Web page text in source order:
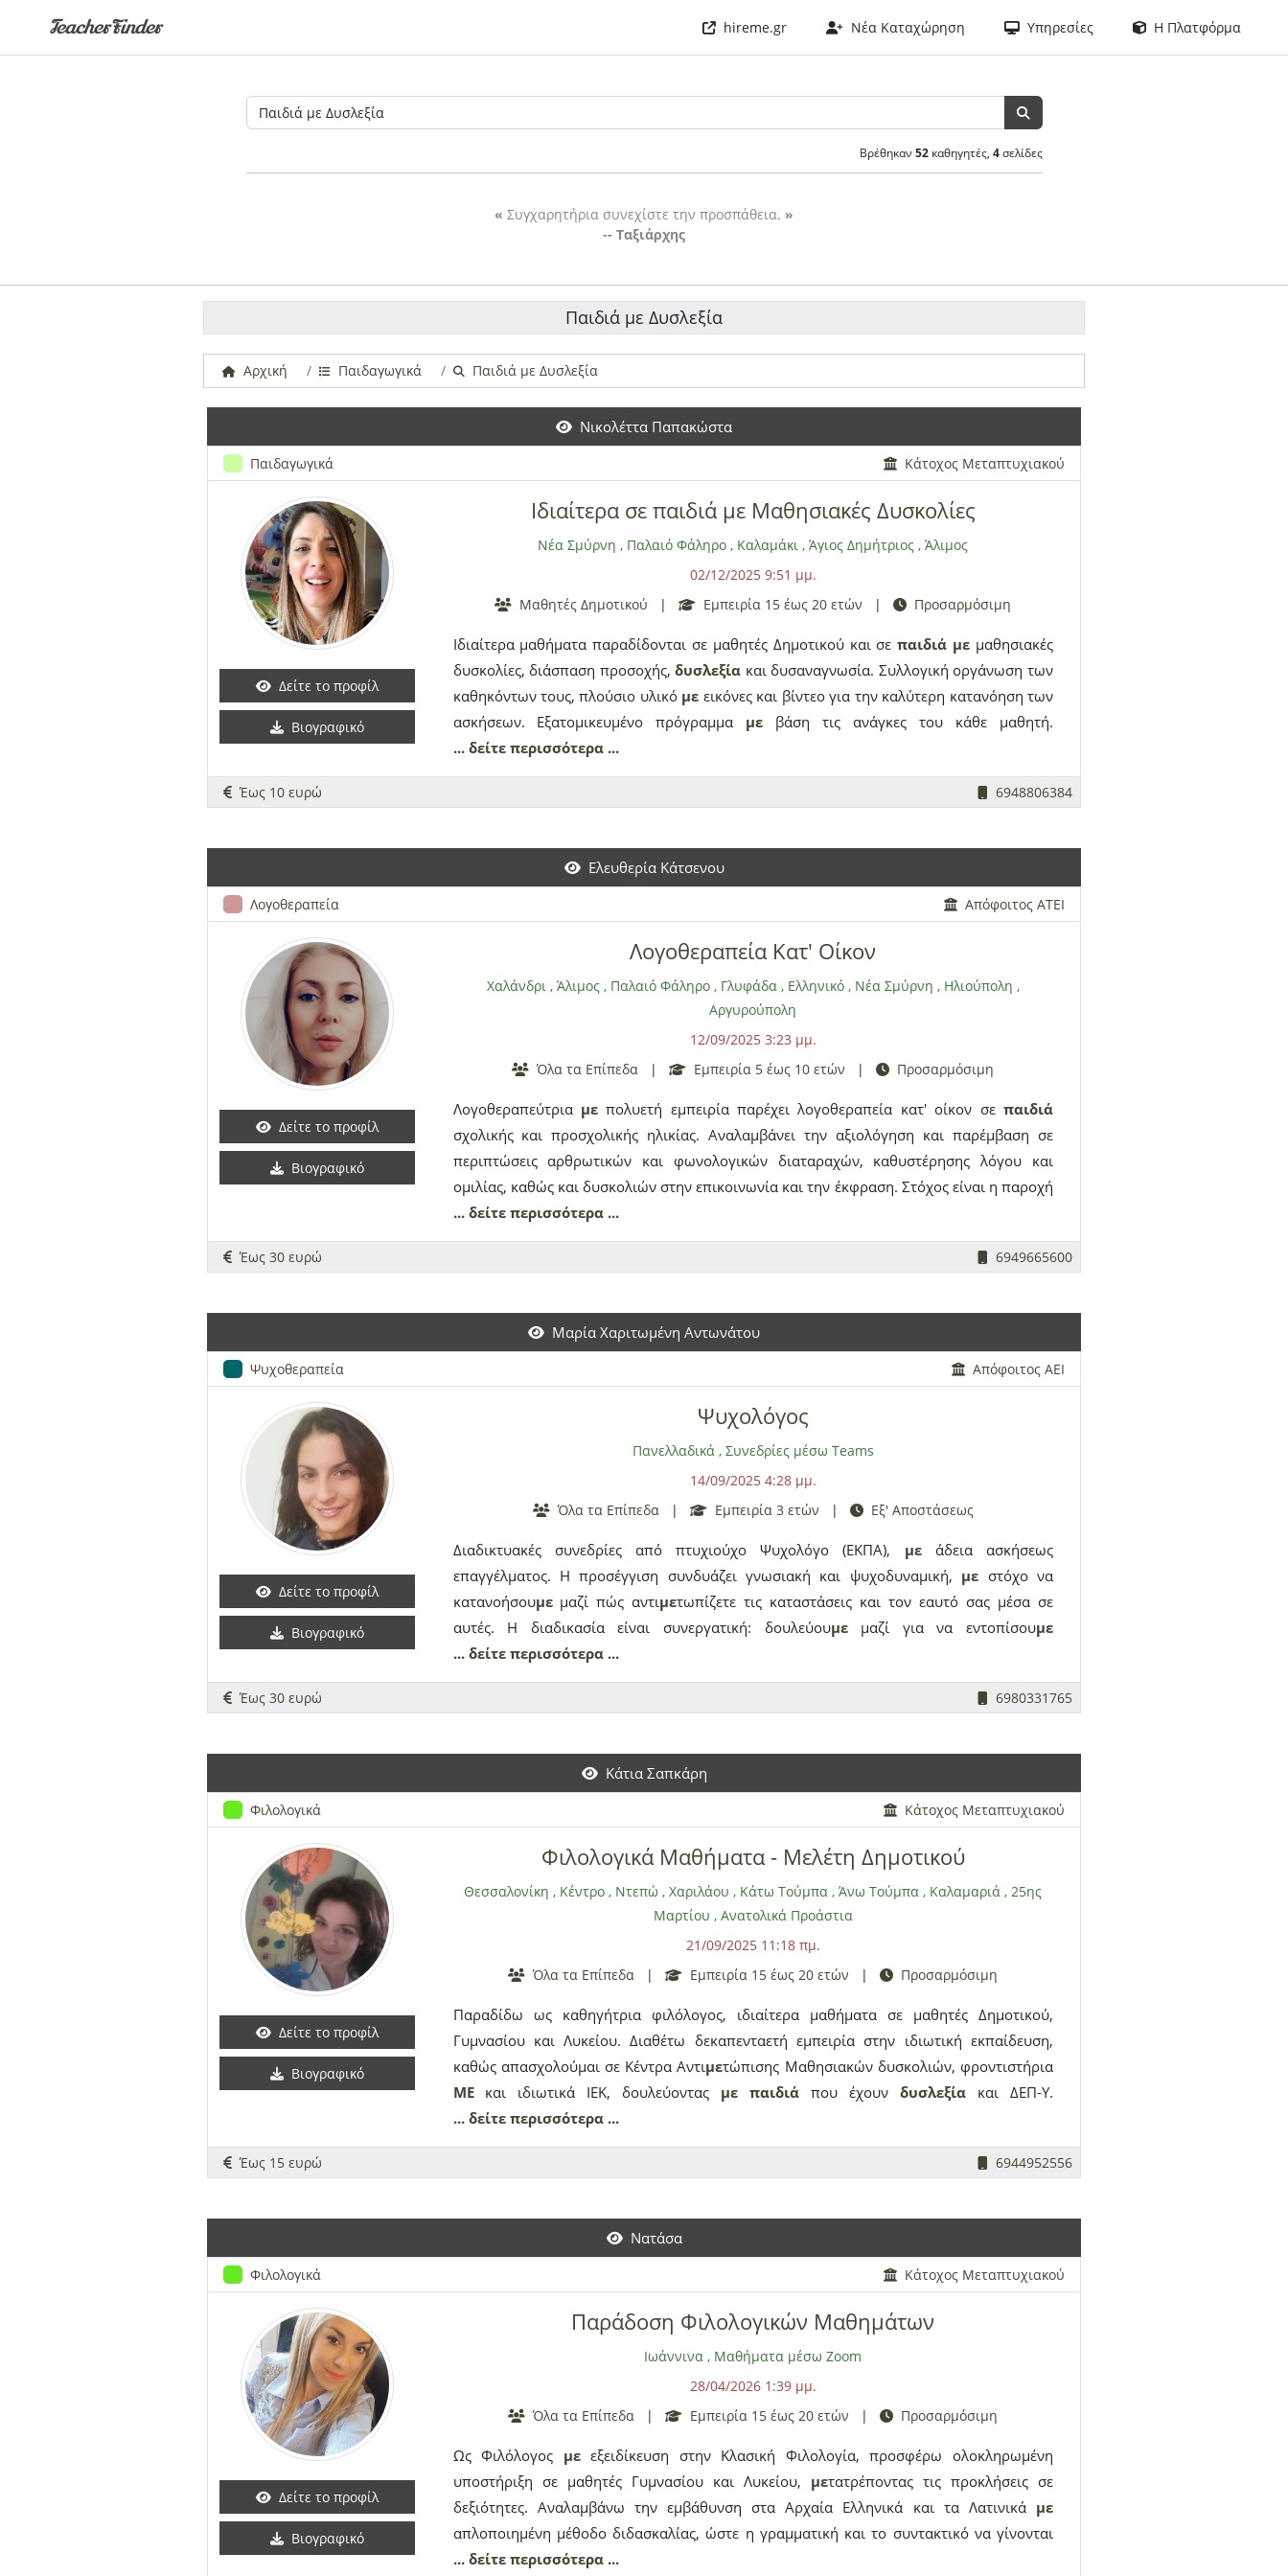
TeacherFinder hireme.gr Νέα Καταχώρηση Υπηρεσίες Η Πλατφόρμα
Βρέθηκαν 52καθηγητές, 4σελίδες
« Συγχαρητήρια συνεχίστε την προσπάθεια. »
-- Ταξιάρχης
Παιδιά με Δυσλεξία
Αρχική Παιδαγωγικά Παιδιά με Δυσλεξία
Νικολέττα Παπακώστα
Παιδαγωγικά Κάτοχος Μεταπτυχιακού
Δείτε το προφίλ
Βιογραφικό
Ιδιαίτερα σε παιδιά με Μαθησιακές Δυσκολίες
Νέα Σμύρνη , Παλαιό Φάληρο , Καλαμάκι ,Άγιος Δημήτριος ,Άλιμος
02/12/2025 9:51 μμ.
Μαθητές Δημοτικού
| Εμπειρία 15 έως 20 ετών | Προσαρμόσιμη
Ιδιαίτερα μαθήματα παραδίδονται σε μαθητές Δημοτικού και σεπαιδιά με μαθησιακές
δυσκολίες, διάσπαση προσοχής,δυσλεξία και δυσαναγνωσία. Συλλογική οργάνωση των
καθηκόντων τους, πλούσιο υλικό με εικόνες και βίντεο για την καλύτερη κατανόηση των
ασκήσεων. Εξατομικευμένο πρόγραμμα με βάση τις ανάγκες του κάθε μαθητή.
Αξιολόγηση και παρέμβαση. Ειδικό πρόγραμμα παρέμβασης για μαθητές
... δείτε περισσότερα ...
Έως 10 ευρώ 6948806384
Ελευθερία Κάτσενου
Λογοθεραπεία Απόφοιτος ΑΤΕΙ
Δείτε το προφίλ
Βιογραφικό
Λογοθεραπεία Κατ' Οίκον
Χαλάνδρι, Άλιμος, Παλαιό Φάληρο, Γλυφάδα, Ελληνικό, Νέα Σμύρνη , Ηλιούπολη ,
Αργυρούπολη
12/09/2025 3:23 μμ.
Όλα τα Επίπεδα
| Εμπειρία 5 έως 10 ετών | Προσαρμόσιμη
Λογοθεραπεύτρια μεπολυετή εμπειρία παρέχει λογοθεραπεία κατ' οίκον σεπαιδιά
σχολικής και προσχολικής ηλικίας. Αναλαμβάνει την αξιολόγηση και παρέμβαση σε
περιπτώσεις αρθρωτικών και φωνολογικών διαταραχών, καθυστέρησης λόγου και
ομιλίας, καθώς και δυσκολιών στην επικοινωνία και την έκφραση. Στόχος είναι η παροχή
εξατομικευμένης υποστήριξης, ώστε κάθε παιδί να ξεπεράσει τις δυσκολίες του και να
αναπτύξει τις γλωσσικές και επικοινωνιακές του δεξιότητες.
... δείτε περισσότερα ...
Έως 30 ευρώ 6949665600
Μαρία Χαριτωμένη Αντωνάτου
Ψυχοθεραπεία Απόφοιτος ΑΕΙ
Δείτε το προφίλ
Βιογραφικό
Ψυχολόγος
Πανελλαδικά, Συνεδρίες μέσω Teams
14/09/2025 4:28 μμ.
Όλα τα Επίπεδα
| Εμπειρία 3 ετών | Εξ' Αποστάσεως
Διαδικτυακές συνεδρίες από πτυχιούχο Ψυχολόγο (ΕΚΠΑ), μεάδεια ασκήσεως
επαγγέλματος. Η προσέγγιση συνδυάζει γνωσιακή και ψυχοδυναμική, με στόχο να
κατανοήσουμεμαζί πώς αντιμετωπίζετε τις καταστάσεις και τον εαυτό σας μέσα σε
αυτές. Η διαδικασία είναι συνεργατική: δουλεύουμεμαζί για να εντοπίσουμε
δυσλειτουργικές σκέψεις και συνήθειες, να τις διαχειριστού
πληροφορίες από το παρελθόν. Αναλαμβάνονται περιστατικά που σχετίζονταιμε:
το φαγητό, συναισθηματικές δυσκολίες, αγχώδεις σκέψεις και
εμπιστοσύνης, σεβασμού και ουσιαστικής επικοινωνίας, ώστε να μπορέσετε να ζήσετε
ενεργητικά τη ζωή σας, μαθαίνοντας από την ιστορία σας και τις εμπειρίες σας.
... δείτε περισσότερα ...
Έως 30 ευρώ 6980331765
Κάτια Σαπκάρη
Φιλολογικά Κάτοχος Μεταπτυχιακού
Δείτε το προφίλ
Βιογραφικό
Φιλολογικά Μαθήματα - Μελέτη Δημοτικού
Θεσσαλονίκη , Κέντρο , Ντεπώ ,Χαριλάου , Κάτω Τούμπα ,Άνω Τούμπα , Καλαμαριά ,25ης
Μαρτίου , Ανατολικά Προάστια
21/09/2025 11:18 πμ.
Όλα τα Επίπεδα
| Εμπειρία 15 έως 20 ετών | Προσαρμόσιμη
Παραδίδω ως καθηγήτρια φιλόλογος, ιδιαίτερα μαθήματα σε μαθητές Δημοτικού,
Γυμνασίου και Λυκείου. Διαθέτω δεκαπενταετή εμπειρία στην ιδιωτική εκπαίδευση,
καθώς απασχολούμαι σε Κέντρα Αντιμετώπισης Μαθησιακών δυσκολιών, φροντιστήρια
ΜΕκαι ιδιωτικά ΙΕΚ, δουλεύοντας με παιδιά που έχουνδυσλεξία και ΔΕΠ-Υ.
Αναλαμβάνω τη διδασκαλία φιλολογικών μαθημάτων Γυμνασίου και Λυκείου (Αρχαία,
Έκθεση, Νέα Ελληνικά, Γλώσσα, Κείμενα, Ιστορία, Λογοτεχνία, Φιλοσοφία)μεπλούσιες
λέτη των μαθητών του Δημοτικού ως
προετοιμασία της επόμενης τάξης, κάλυψη κενών, γλώσσα, μαθηματικά). Η αγάπη μου
για την εκπαίδευση των παιδιώνμε
ενδυνάμωσης, προκειμένου να πιστέψουν στις δυνατότητές τους και να τις αξιοποιήσουν
τις πλατφόρμες Zoom, Skype, Viber. Τα διαδικτυακά μαθήματα γίνονται σε
... δείτε περισσότερα ...
Έως 15 ευρώ 6944952556
Νατάσα
Φιλολογικά Κάτοχος Μεταπτυχιακού
Δείτε το προφίλ
Βιογραφικό
Παράδοση Φιλολογικών Μαθημάτων
Ιωάννινα , Μαθήματα μέσω Zoom
28/04/2026 1:39 μμ.
Όλα τα Επίπεδα
| Εμπειρία 15 έως 20 ετών | Προσαρμόσιμη
Ως Φιλόλογος μεεξειδίκευση στην Κλασική Φιλολογία, προσφέρω ολοκληρωμένη
υποστήριξη σε μαθητές Γυμνασίου και Λυκείου, μετατρέποντας τις προκλήσεις σε
δεξιότητες. Αναλαμβάνω την εμβάθυνση στα Αρχαία Ελληνικά και τα Λατινικά με
απλοποιημένη μέθοδο διδασκαλίας, ώστε η γραμματική και το συντακτικό να γίνονται
απόλυτα κατανοητά. Επίσης,
... δείτε περισσότερα ...